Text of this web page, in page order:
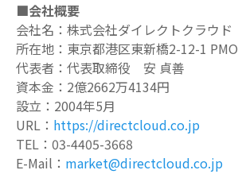
■会社概要
会社名：株式会社ダイレクトクラウド
所在地：東京都港区東新橋2-12-1 PMO
代表者：代表取締役 安 貞善
資本金： 2億2662万4134円
設立： 2004年5月
URL ： https://directcloud.co.jp
TEL ： 03-4405-3668
E-Mail ： market@directcloud.co.jp